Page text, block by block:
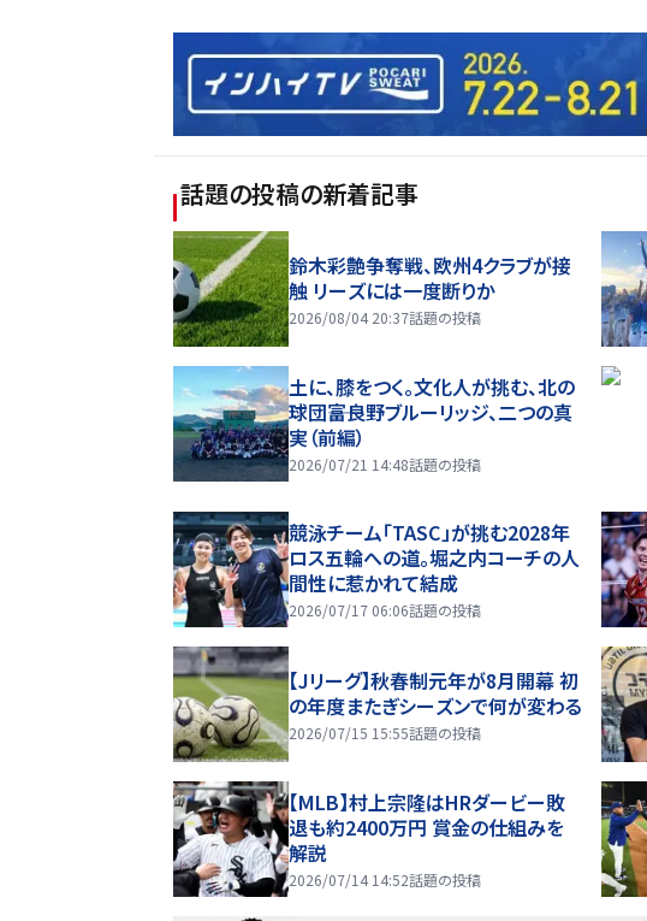
話題の投稿の新着記事
鈴木彩艶争奪戦、欧州4クラブが接
触 リーズには一度断りか
2026/08/04 20:37話題の投稿
土に、膝をつく。文化人が挑む、北の
球団――富良野ブルーリッジ、二つの真
実（前編）
2026/07/21 14:48話題の投稿
競泳チーム「TASC」が挑む2028年
ロス五輪への道。堀之内コーチの人
間性に惹かれて結成
2026/07/17 06:06話題の投稿
【Jリーグ】秋春制元年が8月開幕 初
の年度またぎシーズンで何が変わる
2026/07/15 15:55話題の投稿
【MLB】村上宗隆はHRダービー敗
退も約2400万円 賞金の仕組みを
解説
2026/07/14 14:52話題の投稿